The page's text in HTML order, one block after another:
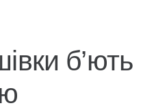
б’ють